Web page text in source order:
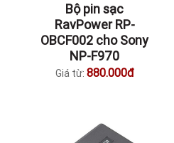
Bộ pin sạc
RavPower RP-
OBCF002 cho Sony
NP-F970
Giá từ: 880.000đ